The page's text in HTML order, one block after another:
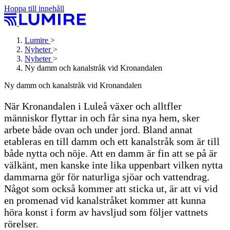
Hoppa till innehåll
Lumire >
Nyheter >
Nyheter >
Ny damm och kanalstråk vid Kronandalen
Ny damm och kanalstråk vid Kronandalen
När Kronandalen i Luleå växer och alltfler
människor flyttar in och får sina nya hem, sker
arbete både ovan och under jord. Bland annat
etableras en till damm och ett kanalstråk som är till
både nytta och nöje. Att en damm är fin att se på är
välkänt, men kanske inte lika uppenbart vilken nytta
dammarna gör för naturliga sjöar och vattendrag.
Något som också kommer att sticka ut, är att vi vid
en promenad vid kanalstråket kommer att kunna
höra konst i form av havsljud som följer vattnets
rörelser.